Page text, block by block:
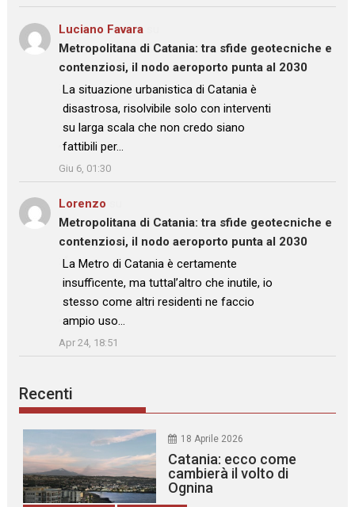
Luciano Favara
Metropolitana di Catania: tra sfide geotecniche e
contenziosi, il nodo aeroporto punta al 2030
: “La situazione urbanistica di Catania è
disastrosa, risolvibile solo con interventi
su larga scala che non credo siano
fattibili per…
”
Giu 6, 01:30
Lorenzo
Metropolitana di Catania: tra sfide geotecniche e
contenziosi, il nodo aeroporto punta al 2030
: “La Metro di Catania è certamente
insufficente, ma tuttal’altro che inutile, io
stesso come altri residenti ne faccio
ampio uso…
”
Apr 24, 18:51
Recenti
18 Aprile 2026
Catania: ecco come
cambierà il volto di
Ognina